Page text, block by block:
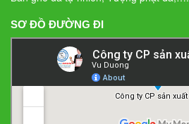
SƠ ĐỒ ĐƯỜNG ĐI